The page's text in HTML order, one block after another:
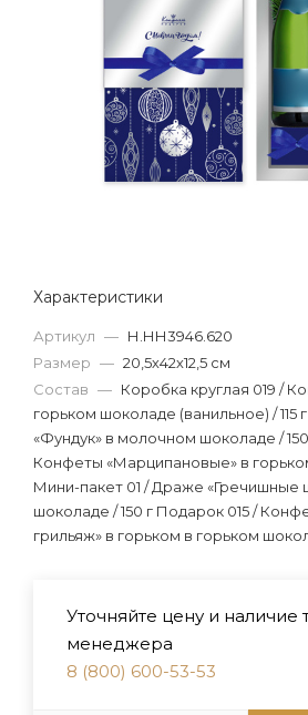
Характеристики
Артикул — Н.НН3946.620
Размер — 20,5х42х12,5 см
Состав — Коробка круглая 019 /
горьком шоколаде (ванильное) /
«Фундук» в молочном шоколаде /
Конфеты «Марципановые» в
Мини-пакет 01 / Драже «Гречишные
шоколаде / 150 г Подарок 015 /
грильяж» в горьком в горьком
Уточняйте цену и наличие
менеджера
8 (800) 600-53-53